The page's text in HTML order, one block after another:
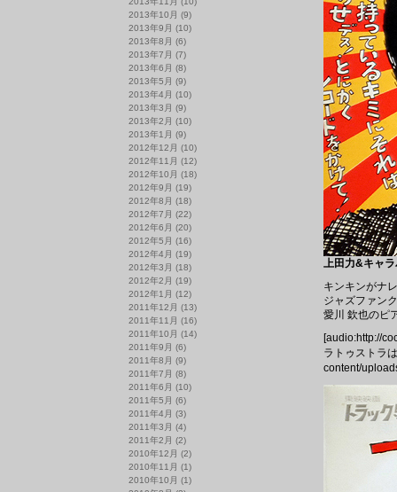
上田力&キャ
キンキンがナ
ジャズファン
愛川 欽也のピ
[audio:http://
ラトゥストラ
content/
2013年10月 (9)
2013年9月 (10)
2013年8月 (6)
2013年7月 (7)
2013年6月 (8)
2013年5月 (9)
2013年4月 (10)
2013年3月 (9)
2013年2月 (10)
2013年1月 (9)
2012年12月 (10)
2012年11月 (12)
2012年10月 (18)
2012年9月 (19)
2012年8月 (18)
2012年7月 (22)
2012年6月 (20)
2012年5月 (16)
2012年4月 (19)
2012年3月 (18)
2012年2月 (19)
2012年1月 (12)
2011年12月 (13)
2011年11月 (16)
2011年10月 (14)
2011年9月 (6)
2011年8月 (9)
2011年7月 (8)
2011年6月 (10)
2011年5月 (6)
2011年4月 (3)
2011年3月 (4)
2011年2月 (2)
2010年12月 (2)
2010年11月 (1)
2010年10月 (1)